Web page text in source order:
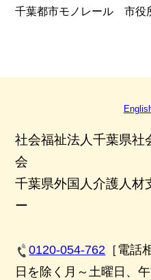
千葉都市モノレール 市役
社会福祉法人千葉県社
会
千葉県外国人介護人材
ー
0120-054-762 ［電話
日を除く月～土曜日、